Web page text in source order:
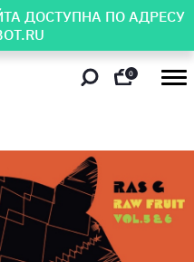
ДОСТУПНА ПО АДРЕСУ
0